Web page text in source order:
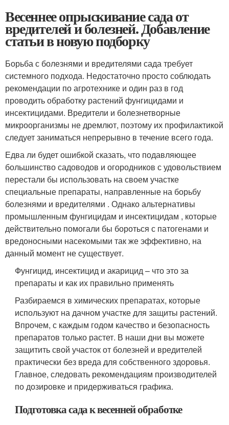
Весеннее опрыскивание сада от
вредителей и болезней. Добавление
статьи в новую подборку
Борьба с болезнями и вредителями сада требует
системного подхода. Недостаточно просто соблюдать
рекомендации по агротехнике и один раз в год
проводить обработку растений фунгицидами и
инсектицидами. Вредители и болезнетворные
микроорганизмы не дремлют, поэтому их профилактикой
следует заниматься непрерывно в течение всего года.
Едва ли будет ошибкой сказать, что подавляющее
большинство садоводов и огородников с удовольствием
перестали бы использовать на своем участке
специальные препараты, направленные на борьбу
болезнями и вредителями . Однако альтернативы
промышленным фунгицидам и инсектицидам , которые
действительно помогали бы бороться с патогенами и
вредоносными насекомыми так же эффективно, на
данный момент не существует.
Фунгицид, инсектицид и акарицид – что это за
препараты и как их правильно применять
Разбираемся в химических препаратах, которые
используют на дачном участке для защиты растений.
Впрочем, с каждым годом качество и безопасность
препаратов только растет. В наши дни вы можете
защитить свой участок от болезней и вредителей
практически без вреда для собственного здоровья.
Главное, следовать рекомендациям производителей
по дозировке и придерживаться графика.
Подготовка сада к весенней обработке